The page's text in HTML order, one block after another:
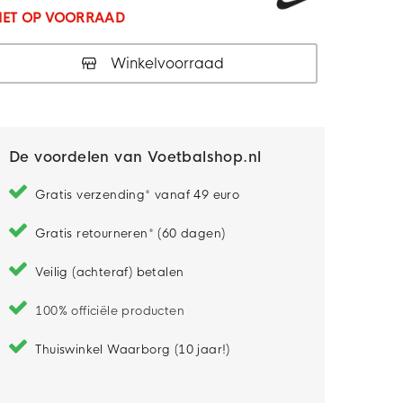
OP VOORRAAD
Winkelvoorraad
De voordelen van Voetbalshop.nl
Gratis verzending* vanaf 49 euro
Gratis retourneren* (60 dagen)
Veilig (achteraf) betalen
100% officiële producten
Thuiswinkel Waarborg (10 jaar!)